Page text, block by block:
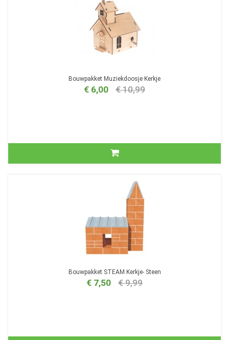
Bouwpakket Muziekdoosje Kerkje
€ 6,00 € 10,99
Bouwpakket STEAM Kerkje- Steen
€ 7,50 € 9,99